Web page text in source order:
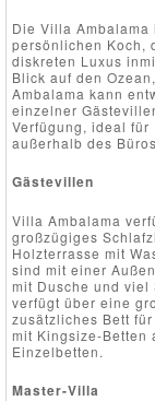
Die Villa
persönlichen Koch,
diskreten Luxus
Blick auf den
Ambalama kann
einzelner
Verfügung, ideal für
außerhalb des
Gästevillen
Villa Ambalama
großzügiges
Holzterrasse mit
sind mit einer
mit Dusche und viel
verfügt über eine
zusätzliches Bett
mit Kingsize-Betten
Einzelbetten.
Master-Villa